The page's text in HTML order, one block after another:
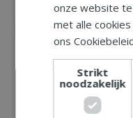
Recensies
Schrijf zelf een
onze website
met alle
ons
Strikt
noodzakelijk